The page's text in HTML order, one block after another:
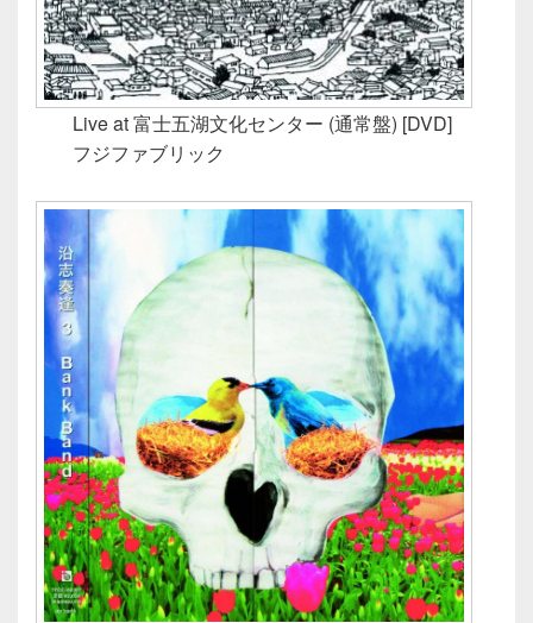
Live at 富士五湖文化センター (通常盤) [DVD]
フジファブリック